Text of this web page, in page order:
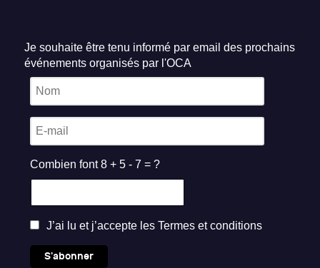
Je souhaite être tenu informé par email des prochains
événements organisés par l'OCA
Combien font 8 + 5 - 7 = ?
J’ai lu et j’accepte les Termes et conditions
S'abonner